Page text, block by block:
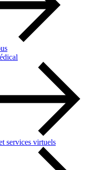
services virtuels